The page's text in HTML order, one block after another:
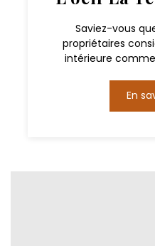
Saviez-vous
propriétaires
intérieure
En